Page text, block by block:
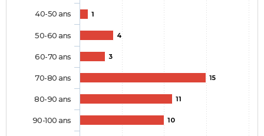
1
4
3
15
11
10
40-50 ans
50-60 ans
60-70 ans
70-80 ans
80-90 ans
90-100 ans